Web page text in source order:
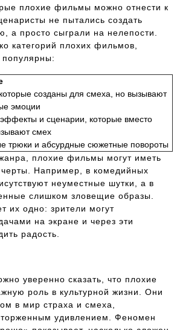
плохие фильмы можно отнести к
не пытались создать
а просто сыграли на нелепости.
категорий плохих фильмов,
популярны:
созданы для смеха, но вызывают
эмоции
и сценарии, которые вместо
смех
трюки и абсурдные сюжетные повороты
плохие фильмы могут иметь
черты. Например, в комедийных
неуместные шутки, а в
слишком зловещие образы.
их одно: зрители могут
на экране и через эти
радость.
уверенно сказать, что плохие
роль в культурной жизни. Они
в мир страха и смеха,
удивлением. Феномен